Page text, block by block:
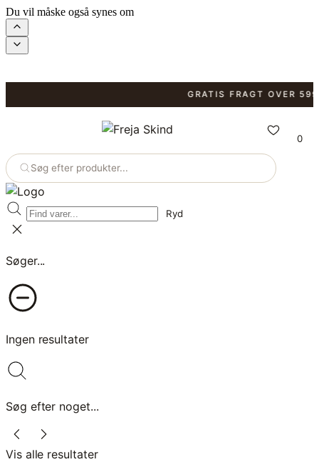
Du vil måske også synes om
GRATIS FRAGT OVER 599
Søg efter produkter...
Ryd
Søger...
Ingen resultater
Søg efter noget...
Vis alle resultater
0